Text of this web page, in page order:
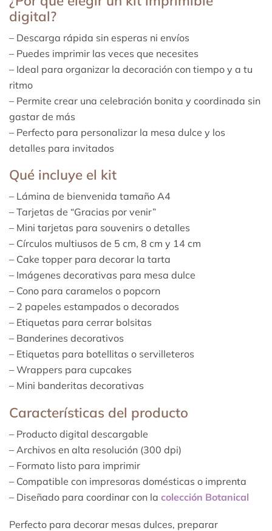
digital?
– Descarga rápida sin esperas ni envíos
– Puedes imprimir las veces que necesites
– Ideal para organizar la decoración con tiempo y a tu
ritmo
– Permite crear una celebración bonita y coordinada sin
gastar de más
– Perfecto para personalizar la mesa dulce y los
detalles para invitados
Qué incluye el kit
– Lámina de bienvenida tamaño A4
– Tarjetas de “Gracias por venir”
– Mini tarjetas para souvenirs o detalles
– Círculos multiusos de 5 cm, 8 cm y 14 cm
– Cake topper para decorar la tarta
– Imágenes decorativas para mesa dulce
– Cono para caramelos o popcorn
– 2 papeles estampados o decorados
– Etiquetas para cerrar bolsitas
– Banderines decorativos
– Etiquetas para botellitas o servilleteros
– Wrappers para cupcakes
– Mini banderitas decorativas
Características del producto
– Producto digital descargable
– Archivos en alta resolución (300 dpi)
– Formato listo para imprimir
– Compatible con impresoras domésticas o imprenta
– Diseñado para coordinar con la colección Botanical
Perfecto para decorar mesas dulces, preparar